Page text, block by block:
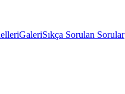
GaleriSıkça Sorulan Sorular